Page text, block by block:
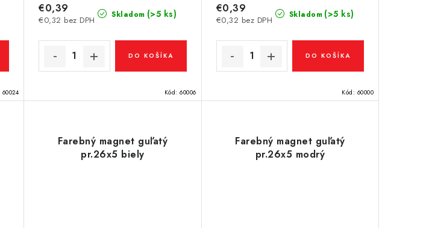
60024
Skladom (>5 ks)
€0,32 bez DPH
€0,39
DO KOŠÍKA
Kód: 60006
Skladom (>5 ks)
€0,32 bez DPH
€0,39
DO KOŠÍKA
Kód: 60000
Farebný magnet guľatý
pr.26x5 biely
Farebný magnet guľatý
pr.26x5 modrý